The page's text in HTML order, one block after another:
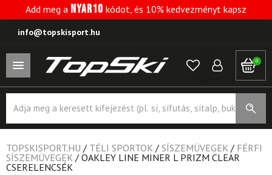
Add meg a NYAR10 kódot, és 10% kedvezményt kapsz
info@topskisport.hu
0
search
TOPSKISPORT.HU / TÉLI SPORTOK / SÍSZEMÜVEGEK / FÉRFI
SÍSZEMÜVEGEK / OAKLEY LINE MINER L PRIZM CLEAR
CSERELENCSÉK